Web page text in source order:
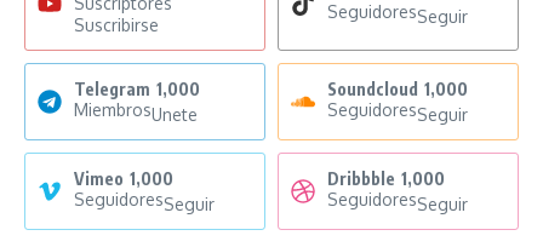
Suscribirse
SeguidoresSeguir
Telegram 1,000
MiembrosUnete
Soundcloud 1,000
SeguidoresSeguir
Vimeo 1,000
SeguidoresSeguir
Dribbble 1,000
SeguidoresSeguir